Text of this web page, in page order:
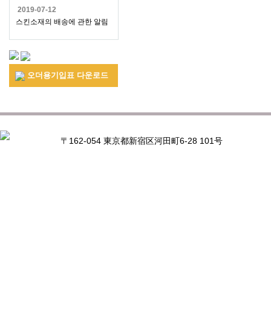
2019-07-12
스킨소재의 배송에 관한 알림
오더용기입표 다운로드
〒162-054 東京都新宿区河田町6-28 101号